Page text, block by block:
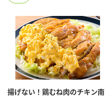
揚げない！鶏むね肉のチキン南